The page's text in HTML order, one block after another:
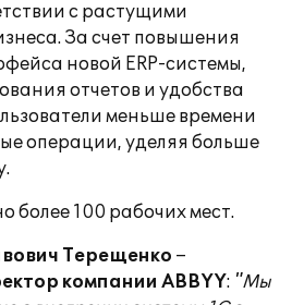
с растущими
За счет повышения
новой ERP-системы,
отчетов и удобства
меньше времени
операции, уделяя больше
более 100 рабочих мест.
Терещенко –
компании ABBYY: "Мы